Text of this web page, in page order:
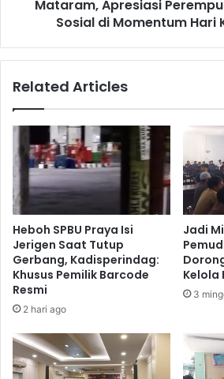
Mataram, Apresiasi
Sosial di Momentum Hari
Related Articles
Heboh SPBU Praya Isi
Jerigen Saat Tutup
Gerbang, Kadisperindag:
Khusus Pemilik Barcode
Resmi
2 hari ago
Jadi
Kelola
3